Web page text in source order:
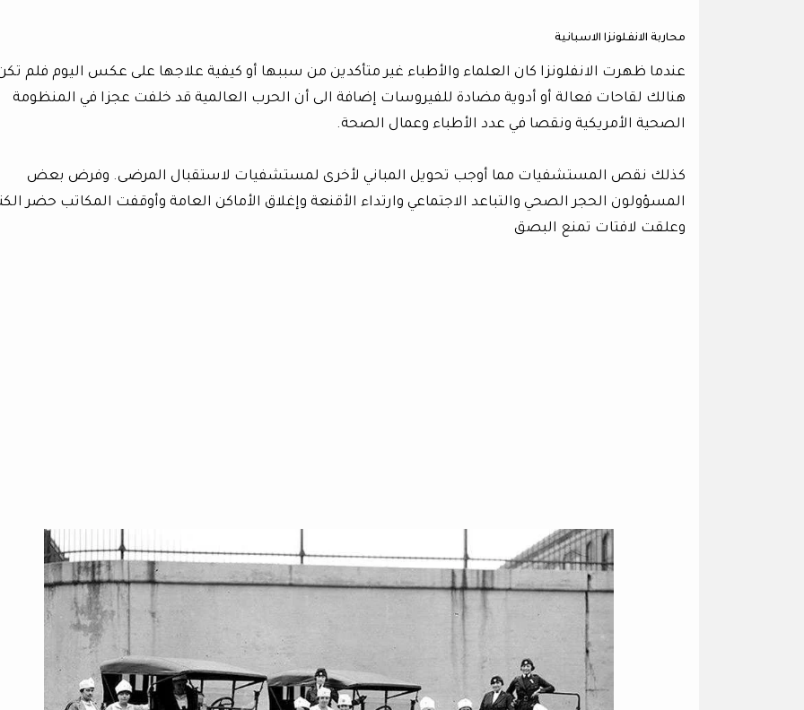
محاربة الانفلونزا الاسبانية
عندما ظهرت الانفلونزا كان العلماء والأطباء غير متأكدين من سببها أو كيفية علاجها على عكس اليوم فلم
هنالك لقاحات فعالة أو أدوية مضادة للفيروسات إضافة الى أن الحرب العالمية قد خلفت عجزا في المنظومة
الصحية الأمريكية ونقصا في عدد الأطباء وعمال الصحة.
كذلك نقص المستشفيات مما أوجب تحويل المباني لأخرى لمستشفيات لاستقبال المرضى. وفرض بعض
المسؤولون الحجر الصحي والتباعد الاجتماعي وارتداء الأقنعة وإغلاق الأماكن العامة وأوقفت المكاتب حضر
وعلقت لافتات تمنع البصق